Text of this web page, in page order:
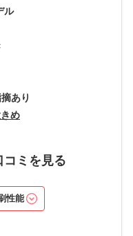
ル
あり
め
コミを見る
性能